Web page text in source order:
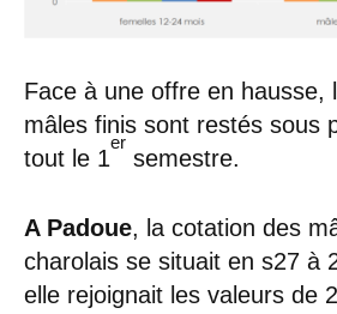
Face à une offre en hausse,
mâles finis sont restés sous
tout le 1
er
semestre.
A Padoue, la cotation des
charolais se situait en s27 à
elle rejoignait les valeurs de